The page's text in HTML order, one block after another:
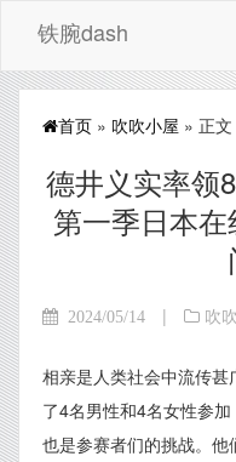
铁腕dash
首页 » 吹吹小屋 » 正文
德井义实率领
第一季日本
2024/05/14 | 吹
相亲是人类社会中流传
了4名男性和4名女性参
也是参赛者们的挑战。